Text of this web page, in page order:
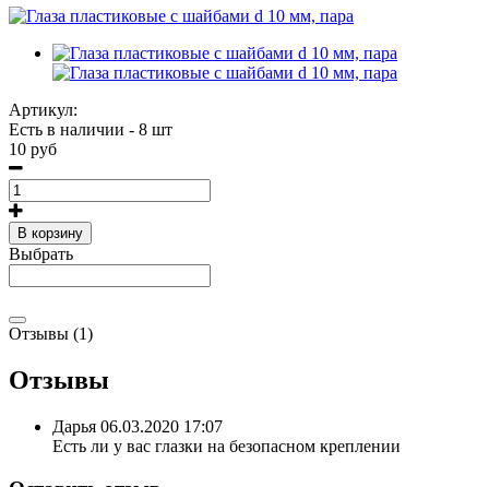
Артикул:
Есть в наличии - 8 шт
10 руб
В корзину
Выбрать
Отзывы (1)
Отзывы
Дарья 06.03.2020 17:07
Есть ли у вас глазки на безопасном креплении